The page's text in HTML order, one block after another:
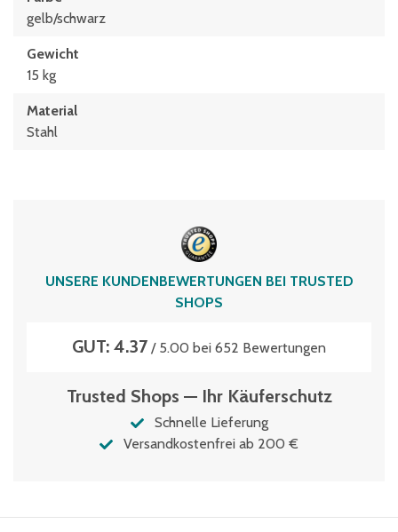
gelb/schwarz
Gewicht
15 kg
Material
Stahl
UNSERE KUNDENBEWERTUNGEN BEI TRUSTED
SHOPS
GUT: 4.37 / 5.00 bei 652 Bewertungen
Trusted Shops — Ihr Käuferschutz
Schnelle Lieferung
Versandkostenfrei ab 200 €